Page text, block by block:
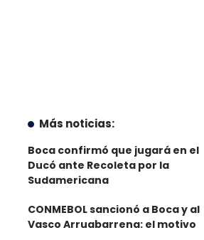
Más noticias:
Boca confirmó que jugará en el
Ducó ante Recoleta por la
Sudamericana
CONMEBOL sancionó a Boca y al
Vasco Arruabarrena: el motivo